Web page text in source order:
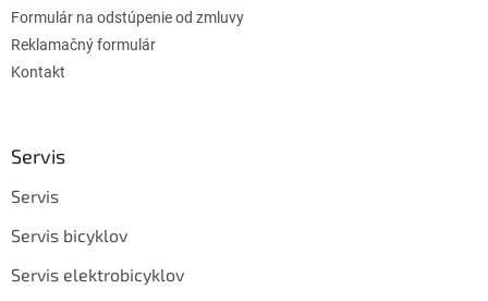
Formulár na odstúpenie od zmluvy
Reklamačný formulár
Kontakt
Servis
Servis
Servis bicyklov
Servis elektrobicyklov